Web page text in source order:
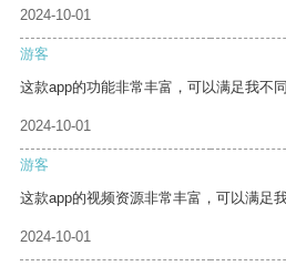
2024-10-01
游客
这款app的功能非常丰富，可以满足我不
2024-10-01
游客
这款app的视频资源非常丰富，可以满足
2024-10-01